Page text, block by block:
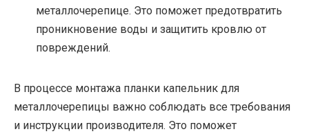
металлочерепице. Это поможет предотвратить
проникновение воды и защитить кровлю от
повреждений.
В процессе монтажа планки капельник для
металлочерепицы важно соблюдать все требования
и инструкции производителя. Это поможет